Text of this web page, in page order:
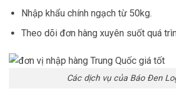
Nhập khẩu chính ngạch từ 50kg.
Theo dõi đơn hàng xuyên suốt quá
Các dịch vụ của Báo Đen